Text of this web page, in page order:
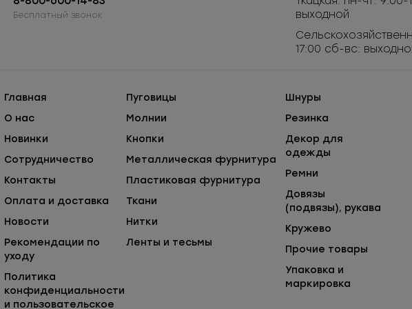
Бесплатный звонок
выходной
17:00 сб-вс:
Главная
О нас
Новинки
Сотрудничество
Контакты
Оплата и доставка
Новости
Рекомендации по
уходу
Политика
конфиденциальности
и пользовательское
Пуговицы
Молнии
Кнопки
Металлическая фурнитура
Пластиковая фурнитура
Ткани
Нитки
Ленты и тесьмы
Шнуры
Резинка
Декор для
одежды
Ремни
Довязы
(подвязы), рукава
Кружево
Прочие товары
Упаковка и
маркировка